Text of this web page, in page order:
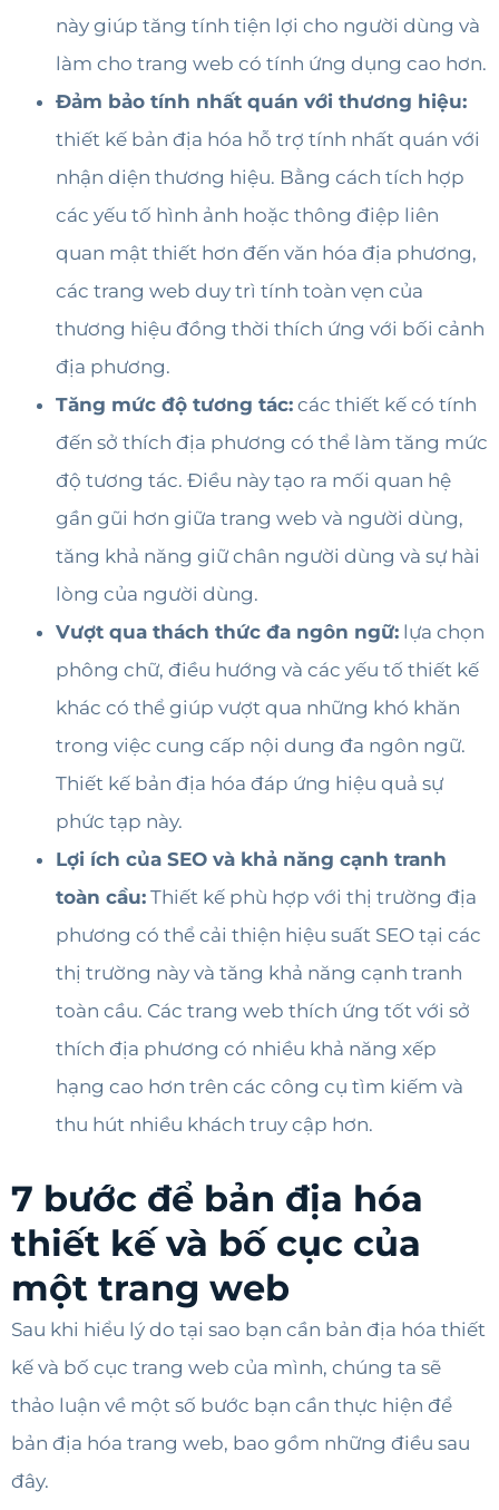
này giúp tăng tính tiện lợi cho người dùng và
làm cho trang web có tính ứng dụng cao hơn.
Đảm bảo tính nhất quán với thương hiệu:
thiết kế bản địa hóa hỗ trợ tính nhất quán với
nhận diện thương hiệu. Bằng cách tích hợp
các yếu tố hình ảnh hoặc thông điệp liên
quan mật thiết hơn đến văn hóa địa phương,
các trang web duy trì tính toàn vẹn của
thương hiệu đồng thời thích ứng với bối cảnh
địa phương.
Tăng mức độ tương tác: các thiết kế có tính
đến sở thích địa phương có thể làm tăng mức
độ tương tác. Điều này tạo ra mối quan hệ
gần gũi hơn giữa trang web và người dùng,
tăng khả năng giữ chân người dùng và sự hài
lòng của người dùng.
Vượt qua thách thức đa ngôn ngữ: lựa chọn
phông chữ, điều hướng và các yếu tố thiết kế
khác có thể giúp vượt qua những khó khăn
trong việc cung cấp nội dung đa ngôn ngữ.
Thiết kế bản địa hóa đáp ứng hiệu quả sự
phức tạp này.
Lợi ích của SEO và khả năng cạnh tranh
toàn cầu: Thiết kế phù hợp với thị trường địa
phương có thể cải thiện hiệu suất SEO tại các
thị trường này và tăng khả năng cạnh tranh
toàn cầu. Các trang web thích ứng tốt với sở
thích địa phương có nhiều khả năng xếp
hạng cao hơn trên các công cụ tìm kiếm và
thu hút nhiều khách truy cập hơn.
7 bước để bản địa hóa
thiết kế và bố cục của
một trang web
Sau khi hiểu lý do tại sao bạn cần bản địa hóa thiết
kế và bố cục trang web của mình, chúng ta sẽ
thảo luận về một số bước bạn cần thực hiện để
bản địa hóa trang web, bao gồm những điều sau
đây.